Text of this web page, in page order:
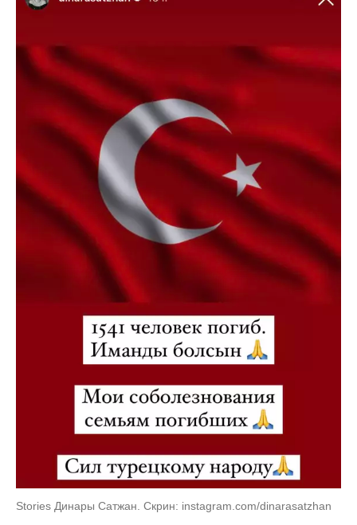
Stories Динары Сатжан. Скрин: instagram.com/dinarasatzhan